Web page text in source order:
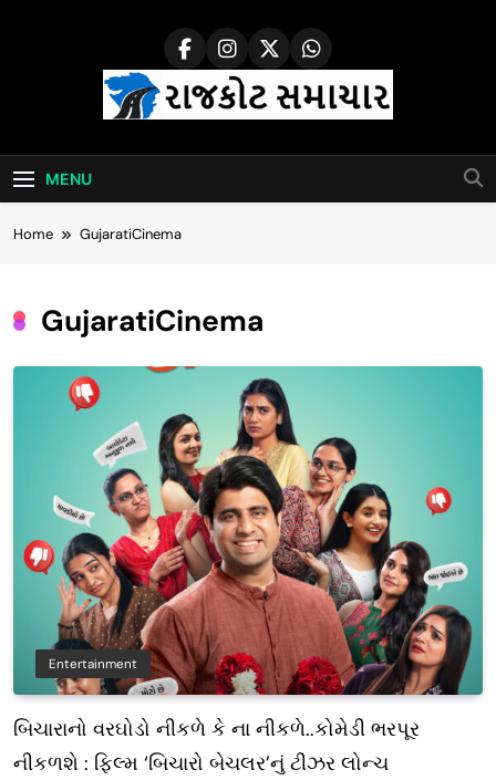
Rajkot Samachar
MENU
Home GujaratiCinema
GujaratiCinema
Entertainment
બિચારાનો વરઘોડો નીકળે કે ના નીકળે..કોમેડી ભરપૂર
નીકળશે : ફિલ્મ ‘બિચારો બેચલર’નું ટીઝર લોન્ચ